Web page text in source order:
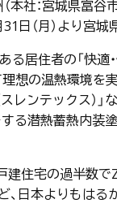
社：宮城県富谷
日（月）より宮
る居住者の「快
理想の温熱環境
スレンテックス
る潜熱蓄熱内装
建住宅の過半数
日本よりもは